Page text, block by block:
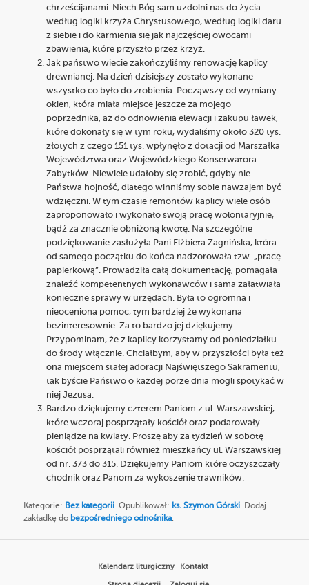
chrześcijanami. Niech Bóg sam uzdolni nas do życia
według logiki krzyża Chrystusowego, według logiki daru
z siebie i do karmienia się jak najczęściej owocami
zbawienia, które przyszło przez krzyż.
Jak państwo wiecie zakończyliśmy renowację kaplicy
drewnianej. Na dzień dzisiejszy zostało wykonane
wszystko co było do zrobienia. Począwszy od wymiany
okien, która miała miejsce jeszcze za mojego
poprzednika, aż do odnowienia elewacji i zakupu ławek,
które dokonały się w tym roku, wydaliśmy około 320 tys.
złotych z czego 151 tys. wpłynęło z dotacji od Marszałka
Województwa oraz Wojewódzkiego Konserwatora
Zabytków. Niewiele udałoby się zrobić, gdyby nie
Państwa hojność, dlatego winniśmy sobie nawzajem być
wdzięczni. W tym czasie remontów kaplicy wiele osób
zaproponowało i wykonało swoją pracę wolontaryjnie,
bądź za znacznie obniżoną kwotę. Na szczególne
podziękowanie zasłużyła Pani Elżbieta Zagnińska, która
od samego początku do końca nadzorowała tzw. „pracę
papierkową”. Prowadziła całą dokumentację, pomagała
znaleźć kompetentnych wykonawców i sama załatwiała
konieczne sprawy w urzędach. Była to ogromna i
nieoceniona pomoc, tym bardziej że wykonana
bezinteresownie. Za to bardzo jej dziękujemy.
Przypominam, że z kaplicy korzystamy od poniedziałku
do środy włącznie. Chciałbym, aby w przyszłości była też
ona miejscem stałej adoracji Najświętszego Sakramentu,
tak byście Państwo o każdej porze dnia mogli spotykać w
niej Jezusa.
Bardzo dziękujemy czterem Paniom z ul. Warszawskiej,
które wczoraj posprzątały kościół oraz podarowały
pieniądze na kwiaty. Proszę aby za tydzień w sobotę
kościół posprzątali również mieszkańcy ul. Warszawskiej
od nr. 373 do 315. Dziękujemy Paniom które oczyszczały
chodnik oraz Panom za wykoszenie trawników.
Kategorie: Bez kategorii. Opublikował: ks. Szymon Górski. Dodaj
zakładkę do bezpośredniego odnośnika.
Kalendarz liturgiczny Kontakt